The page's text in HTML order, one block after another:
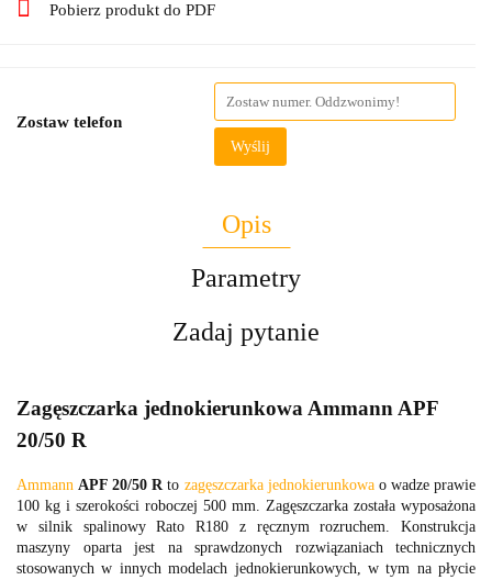
Pobierz produkt do PDF
Zostaw telefon
Wyślij
Opis
Parametry
Zadaj pytanie
Zagęszczarka jednokierunkowa Ammann APF
20/50 R
Ammann APF 20/50 Rto zagęszczarka jednokierunkowao wadze prawie
100 kg i szerokości roboczej 500 mm. Zagęszczarka została wyposażona
w silnik spalinowy Rato R180 z ręcznym rozruchem. Konstrukcja
maszyny oparta jest na sprawdzonych rozwiązaniach technicznych
stosowanych w innych modelach jednokierunkowych, w tym na płycie